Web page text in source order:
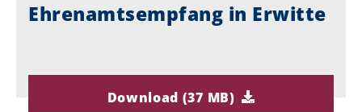
Ehrenamtsempfang in Erwitte
Download (37 MB)